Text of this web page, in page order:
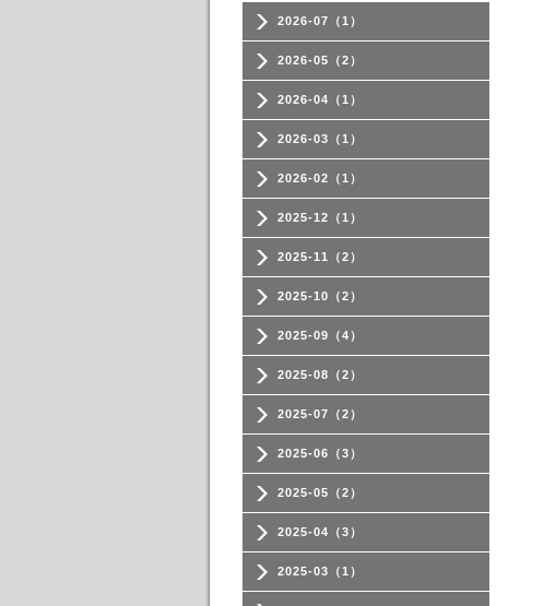
2026-07（1）
2026-05（2）
2026-04（1）
2026-03（1）
2026-02（1）
2025-12（1）
2025-11（2）
2025-10（2）
2025-09（4）
2025-08（2）
2025-07（2）
2025-06（3）
2025-05（2）
2025-04（3）
2025-03（1）